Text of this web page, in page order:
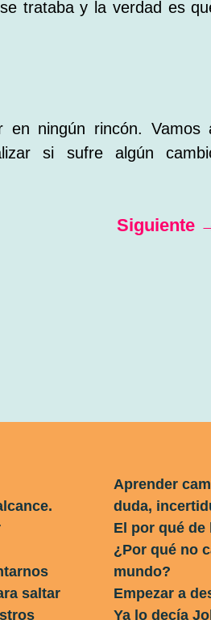
trataba y la verdad es
ningún rincón. Vamos
si sufre algún
Siguiente
saltar
Aprender
duda,
El por qué de
¿Por qué no
mundo?
Empezar a
Ya lo decía